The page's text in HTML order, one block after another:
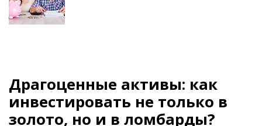
Драгоценные активы: как
инвестировать не только в
золото, но и в ломбарды?